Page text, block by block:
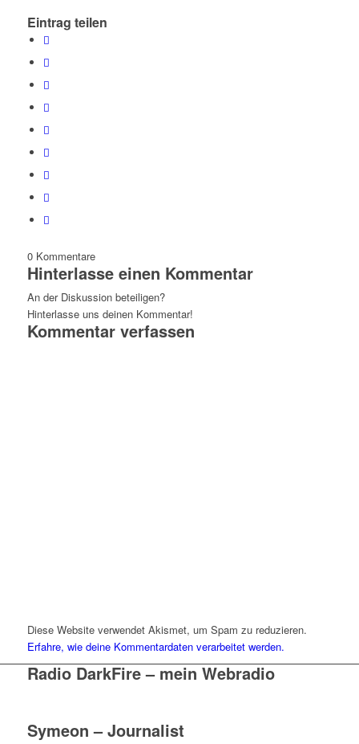
Eintrag teilen
0 Kommentare
Hinterlasse einen Kommentar
An der Diskussion beteiligen?
Hinterlasse uns deinen Kommentar!
Kommentar verfassen
Diese Website verwendet Akismet, um Spam zu reduzieren.
Erfahre, wie deine Kommentardaten verarbeitet werden.
Radio DarkFire – mein Webradio
Symeon – Journalist